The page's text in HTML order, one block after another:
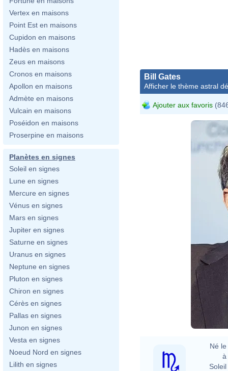
Vertex en maisons
Point Est en maisons
Cupidon en maisons
Hadès en maisons
Zeus en maisons
Cronos en maisons
Apollon en maisons
Admète en maisons
Vulcain en maisons
Poséidon en maisons
Proserpine en maisons
Planètes en signes
Soleil en signes
Lune en signes
Mercure en signes
Vénus en signes
Mars en signes
Jupiter en signes
Saturne en signes
Uranus en signes
Neptune en signes
Pluton en signes
Chiron en signes
Cérès en signes
Pallas en signes
Junon en signes
Vesta en signes
Noeud Nord en signes
Lilith en signes
Bill Gates
Afficher le thème astral
Ajouter aux favoris
Né le
à
Soleil